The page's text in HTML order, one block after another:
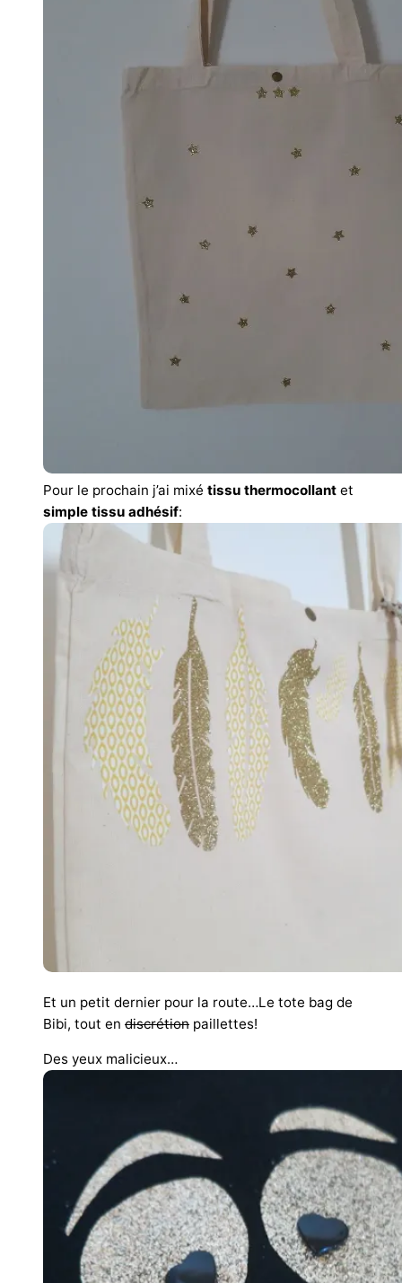
Pour le prochain j’ai mixé tissu thermocollant et
simple tissu adhésif:
Et un petit dernier pour la route…Le tote bag de
Bibi, tout en discrétion paillettes!
Des yeux malicieux…